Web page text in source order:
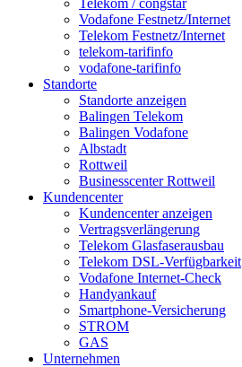
Telekom / congstar
Vodafone Festnetz/Internet
Telekom Festnetz/Internet
telekom-tarifinfo
vodafone-tarifinfo
Standorte
Standorte anzeigen
Balingen Telekom
Balingen Vodafone
Albstadt
Rottweil
Businesscenter Rottweil
Kundencenter
Kundencenter anzeigen
Vertragsverlängerung
Telekom Glasfaserausbau
Telekom DSL-Verfügbarkeit
Vodafone Internet-Check
Handyankauf
Smartphone-Versicherung
STROM
GAS
Unternehmen